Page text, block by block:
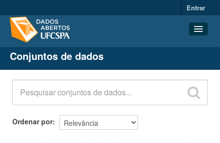
Entrar
Conjuntos de dados
Organizações
Grupos
Sobre
Conjuntos de dados
Ordenar por